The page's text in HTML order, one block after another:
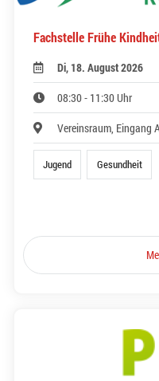
Fachstelle Frühe
Di, 18. August 2026
08:30 - 11:30 Uhr
Vereinsraum, Eingang
Jugend Gesundheit